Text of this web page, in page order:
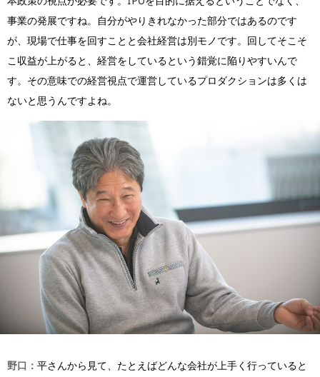
事業の発展ですね。自分がやりきれなかった部分ではあるのです
が、現場で仕事を回すことと会社経営は別モノです。回してそこそ
こ収益が上がると、経営をしているという錯覚に陥りやすいんで
す。その意味での経営視点で運営しているプロダクションは多くは
ないと思うんですよね。
野口： 平さんから見て、たとえばどんな会社が上手く行っていると